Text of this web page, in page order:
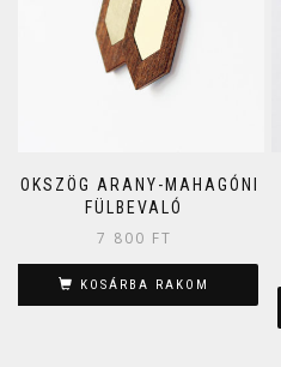
SOKSZÖG ARANY-MAHAGÓNI
FÜLBEVALÓ
7 800 FT
KOSÁRBA RAKOM